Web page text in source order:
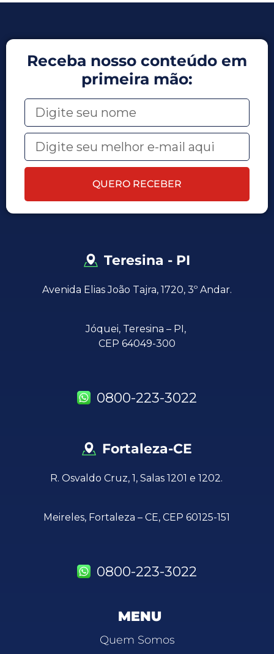
Receba nosso conteúdo em
primeira mão:
QUERO RECEBER
Teresina - PI
Avenida Elias João Tajra, 1720, 3º Andar.
Jóquei, Teresina – PI,
CEP 64049-300
0800-223-3022
Fortaleza-CE
R. Osvaldo Cruz, 1, Salas 1201 e 1202.
Meireles, Fortaleza – CE, CEP 60125-151
0800-223-3022
MENU
Quem Somos